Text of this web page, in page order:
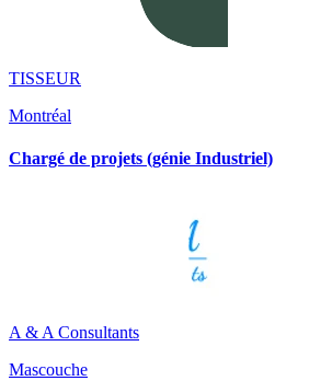
TISSEUR
Montréal
Chargé de projets (génie Industriel)
A & A Consultants
Mascouche